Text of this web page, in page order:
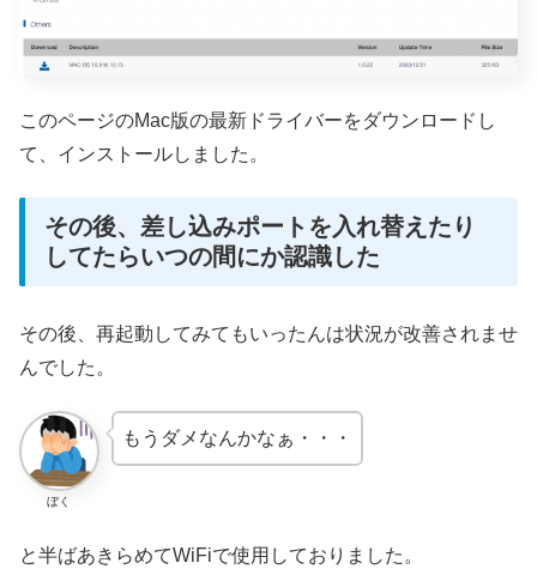
このページのMac版の最新ドライバーをダウンロードし
て、インストールしました。
その後、差し込みポートを入れ替えたり
してたらいつの間にか認識した
その後、再起動してみてもいったんは状況が改善されませ
んでした。
ぼく
もうダメなんかなぁ・・・
と半ばあきらめてWiFiで使用しておりました。